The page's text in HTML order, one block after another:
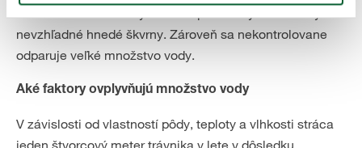
nevzhľadné hnedé škvrny. Zároveň sa nekontrolovane
odparuje veľké množstvo vody.
Aké faktory ovplyvňujú množstvo vody
V závislosti od vlastností pôdy, teploty a vlhkosti stráca
jeden štvorcový meter trávnika v lete v dôsledku